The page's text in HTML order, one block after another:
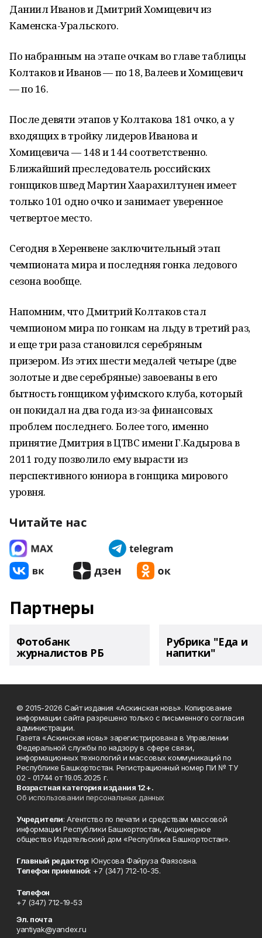
Даниил Иванов и Дмитрий Хомицевич из
Каменска-Уральского.
По набранным на этапе очкам во главе таблицы
Колтаков и Иванов — по 18, Валеев и Хомицевич
— по 16.
После девяти этапов у Колтакова 181 очко, а у
входящих в тройку лидеров Иванова и
Хомицевича — 148 и 144 соответственно.
Ближайший преследователь российских
гонщиков швед Мартин Хаарахилтунен имеет
только 101 одно очко и занимает уверенное
четвертое место.
Сегодня в Херенвене заключительный этап
чемпионата мира и последняя гонка ледового
сезона вообще.
Напомним, что Дмитрий Колтаков стал
чемпионом мира по гонкам на льду в третий раз,
и еще три раза становился серебряным
призером. Из этих шести медалей четыре (две
золотые и две серебряные) завоеваны в его
бытность гонщиком уфимского клуба, который
он покидал на два года из-за финансовых
проблем последнего. Более того, именно
принятие Дмитрия в ЦТВС имени Г.Кадырова в
2011 году позволило ему вырасти из
перспективного юниора в гонщика мирового
уровня.
Читайте нас
Партнеры
Фотобанк
журналистов РБ
Рубрика "Еда и
напитки"
© 2015-2026 Сайт издания «Аскинская новь». Копирование
информации сайта разрешено только с письменного согласия
администрации.
Газета «Аскинская новь» зарегистрирована в Управлении
Федеральной службы по надзору в сфере связи,
информационных технологий и массовых коммуникаций по
Республике Башкортостан. Регистрационный номер ПИ № ТУ
02 - 01744 от 19.05.2025 г.
Возрастная категория издания 12+.
Об использовании персональных данных
Учредители: Агентство по печати и средствам массовой
информации Республики Башкортостан, Акционерное
общество Издательский дом «Республика Башкортостан».
Главный редактор: Юнусова Файруза Фаязовна.
Телефон приемной: +7 (347) 712-10-35.
Телефон
+7 (347) 712-19-53
Эл. почта
yantiyak@yandex.ru